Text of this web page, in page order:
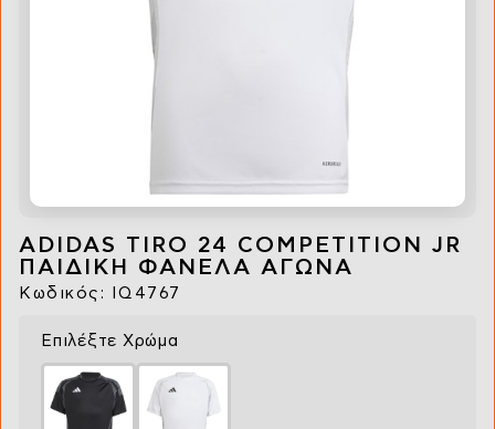
ADIDAS TIRO 24 COMPETITION JR
ΠΑΙΔΙΚΗ ΦΑΝΕΛΑ ΑΓΩΝΑ
Κωδικός: IQ4767
Επιλέξτε Χρώμα